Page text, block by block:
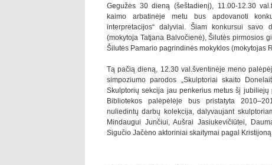
Gegužės 30 dieną (šeštadienį), 11.00-12.30
kaimo arbatinėje metu bus apdovanoti
interpretacijos“ dalyviai. Šiam konkursui savo
(mokytoja Tatjana Balvočienė), Šilutės pirmosios
Šilutės Pamario pagrindinės mokyklos (mokytojas
Tą pačią dieną, 12.30 val.šventinėje meno
simpoziumo parodos „Skulptoriai skaito
Skulptorių sekcija jau penkerius metus šį
Bibliotekos palėpėlėje bus pristatyta
nuliedintų darbų kolekcija, dalyvaujant
Mindaugui Junčiui, Aušrai Jasiukevičiūtei,
Sigučio Jačėno aktoriniai skaitymai pagal